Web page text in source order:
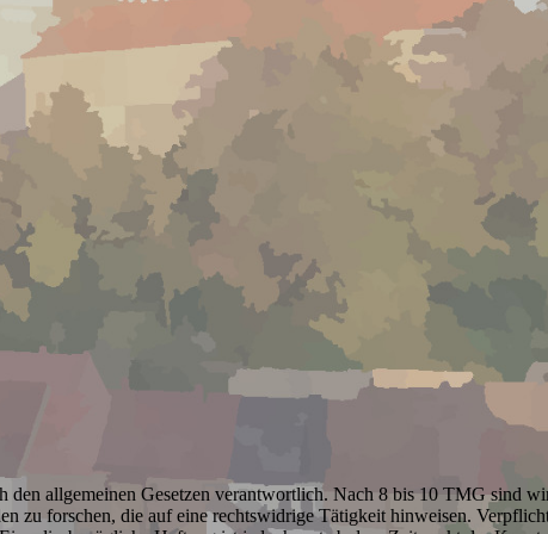
allgemeinen Gesetzen verantwortlich. Nach 8 bis 10 TMG sind
zu forschen, die auf eine rechtswidrige Tätigkeit hinweisen.